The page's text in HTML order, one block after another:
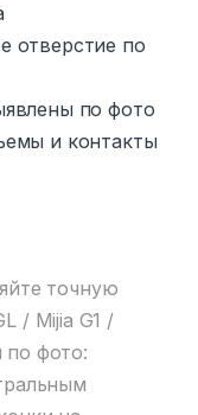
отверстие по
по фото
и контакты
точную
/ Mijia G1 /
по фото: